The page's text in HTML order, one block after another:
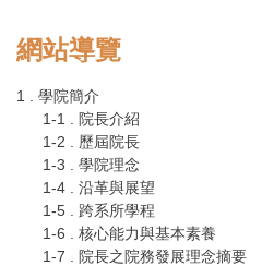
網站導覽
1 . 學院簡介
1-1 . 院長介紹
1-2 . 歷屆院長
1-3 . 學院理念
1-4 . 沿革與展望
1-5 . 跨系所學程
1-6 . 核心能力與基本素養
1-7 . 院長之院務發展理念摘要